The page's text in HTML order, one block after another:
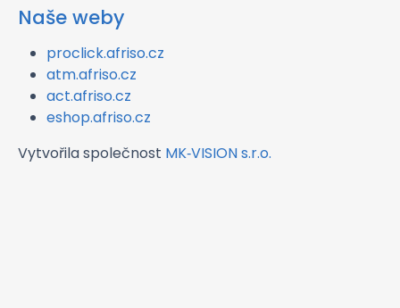
Naše weby
proclick.afriso.cz
atm.afriso.cz
act.afriso.cz
eshop.afriso.cz
Vytvořila společnost MK‑VISION s.r.o.